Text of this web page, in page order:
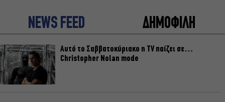
NEWS FEED ΔΗΜΟΦΙΛΗ
Αυτό το Σαββατοκύριακο η TV παίζει σε…
Christopher Nolan mode